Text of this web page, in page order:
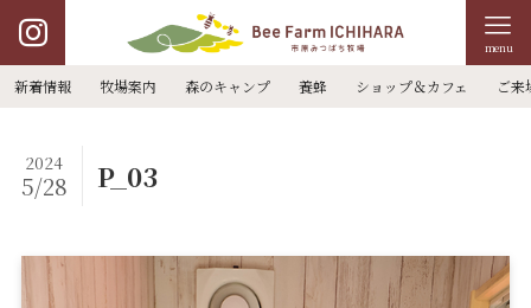
menu
新着情報 牧場案内 森のキャンプ 養蜂 ショップ＆カフェ ご来
P_03
2024
5/28